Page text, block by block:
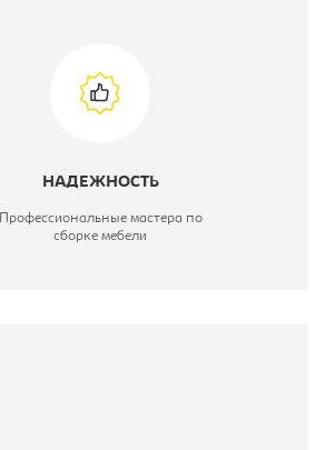
НАДЕЖНОСТЬ
Профессиональные мастера по
сборке мебели